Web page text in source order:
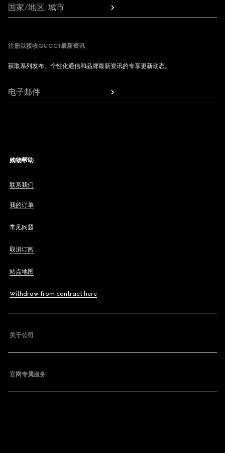
国家/地区, 城市
注册以接收GUCCI最新资讯
获取系列发布、个性化通信和品牌最新资讯的专享更新动态。
电子邮件
购物帮助
联系我们
我的订单
常见问题
取消订阅
站点地图
Withdraw from contract here
关于公司
官网专属服务